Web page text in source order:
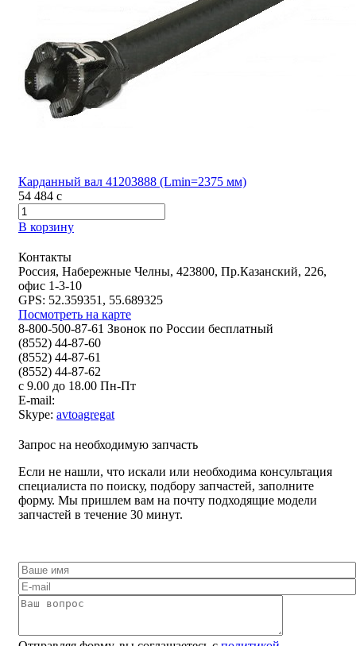
Карданный вал 41203888 (Lmin=2375 мм)
54 484 c
В корзину
Контакты
Россия, Набережные Челны, 423800, Пр.Казанский, 226,
офис 1-3-10
GPS: 52.359351, 55.689325
Посмотреть на карте
8-800-500-87-61 Звонок по России бесплатный
(8552) 44-87-60
(8552) 44-87-61
(8552) 44-87-62
с 9.00 до 18.00 Пн-Пт
E-mail:
Skype: avtoagregat
Запрос на необходимую запчасть
Если не нашли, что искали или необходима консультация
специалиста по поиску, подбору запчастей, заполните
форму. Мы пришлем вам на почту подходящие модели
запчастей в течение 30 минут.